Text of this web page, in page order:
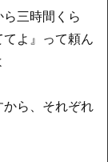
三時間くら
よ』って頼ん
ら、それぞれ